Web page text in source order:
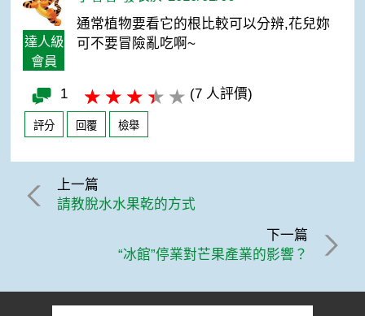
達人級
會員
通常植物要看它的根比較可以分辨,花兒妳
可不要冒險亂吃啊~
1 (7 人評價)
評分 回覆 檢舉
上一篇
請教脫水水果乾的方式
下一篇
“冰館”停業對芒果產業的影響？